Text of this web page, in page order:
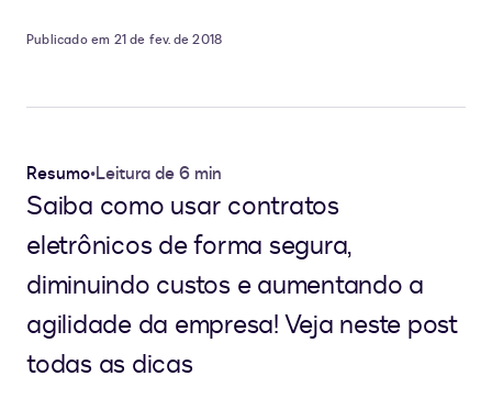
Publicado em 21 de fev. de 2018
Resumo•Leitura de 6 min
Saiba como usar contratos
eletrônicos de forma segura,
diminuindo custos e aumentando a
agilidade da empresa! Veja neste post
todas as dicas